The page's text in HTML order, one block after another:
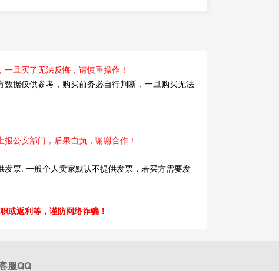
旦买了无法反悔，请慎重操作！
据仅供参考，购买前务必自行判断，一旦购买无法
公安部门，后果自负，谢谢合作！
票. 一般个人卖家默认不提供发票，若买方需要发
或返利等，谨防网络诈骗！
服QQ